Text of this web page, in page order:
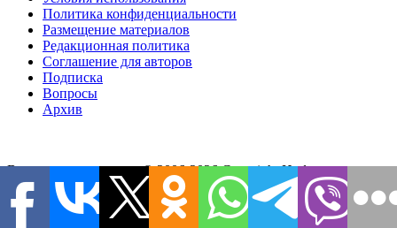
Политика конфиденциальности
Размещение материалов
Редакционная политика
Соглашение для авторов
Подписка
Вопросы
Архив
Все права защищены. © 2006-2026 CopyrightИнформационно-
аналитический портал 1RRE.
Использование информации разрешено при наличии
активной гиперссылки на сайт. Редакция не несет